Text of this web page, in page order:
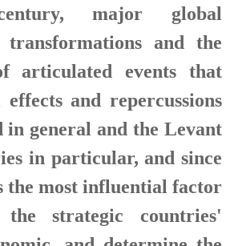
major global
transformations and the
articulated events that
and repercussions
in general and the Levant
in particular, and since
the most influential factor
strategic countries'